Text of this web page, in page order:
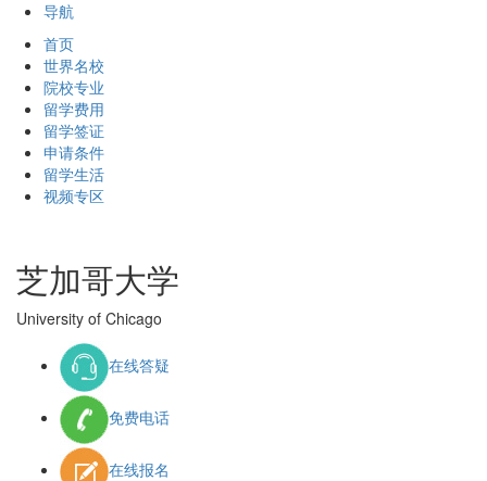
导航
首页
世界名校
院校专业
留学费用
留学签证
申请条件
留学生活
视频专区
芝加哥大学
University of Chicago
在线答疑
免费电话
在线报名